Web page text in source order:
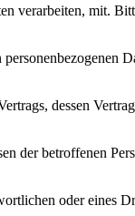
verarbeiten, mit.
dessen
der betroffenen
oder eines